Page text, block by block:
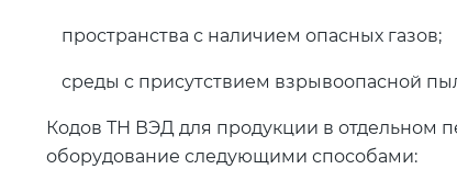
пространства с наличием опасных газов;
среды с присутствием взрывоопасной
Кодов ТН ВЭД для продукции в отдельном
оборудование следующими способами: